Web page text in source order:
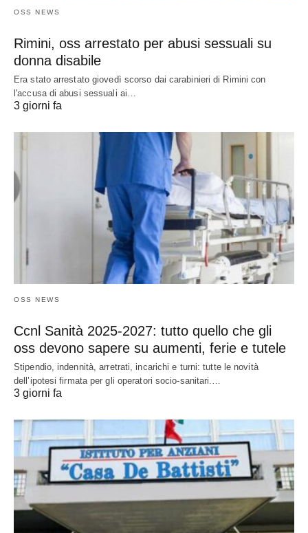
OSS NEWS
Rimini, oss arrestato per abusi sessuali su
donna disabile
Era stato arrestato giovedì scorso dai carabinieri di Rimini con
l'accusa di abusi sessuali ai…
3 giorni fa
OSS NEWS
Ccnl Sanità 2025-2027: tutto quello che gli
oss devono sapere su aumenti, ferie e tutele
Stipendio, indennità, arretrati, incarichi e turni: tutte le novità
dell’ipotesi firmata per gli operatori socio-sanitari.…
3 giorni fa